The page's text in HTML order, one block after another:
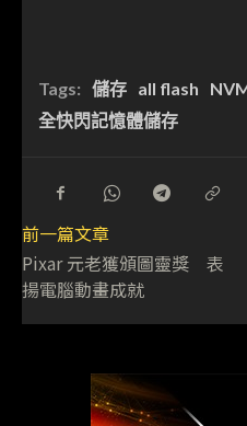
Tags: 儲存 all flash
全快閃記憶體儲存
前一篇文章
Pixar 元老獲頒圖靈獎 表
揚電腦動畫成就